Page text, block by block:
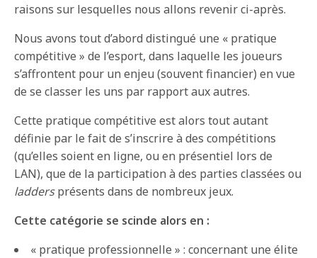
raisons sur lesquelles nous allons revenir ci-après.
Nous avons tout d’abord distingué une « pratique
compétitive » de l’esport, dans laquelle les joueurs
s’affrontent pour un enjeu (souvent financier) en vue
de se classer les uns par rapport aux autres.
Cette pratique compétitive est alors tout autant
définie par le fait de s’inscrire à des compétitions
(qu’elles soient en ligne, ou en présentiel lors de
LAN), que de la participation à des parties classées ou
laddersprésents dans de nombreux jeux.
Cette catégorie se scinde alors en :
« pratique professionnelle » : concernant une élite